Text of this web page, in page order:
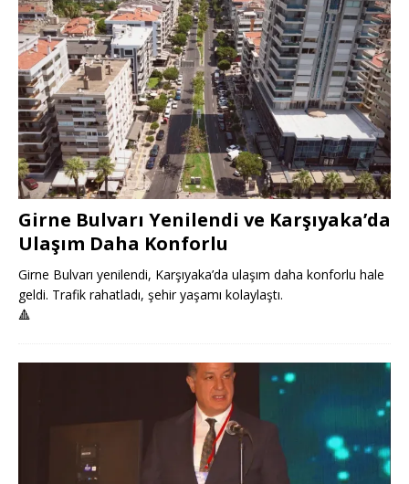
Girne Bulvarı Yenilendi ve Karşıyaka’da
Ulaşım Daha Konforlu
Girne Bulvarı yenilendi, Karşıyaka’da ulaşım daha konforlu hale
geldi. Trafik rahatladı, şehir yaşamı kolaylaştı.
🔺